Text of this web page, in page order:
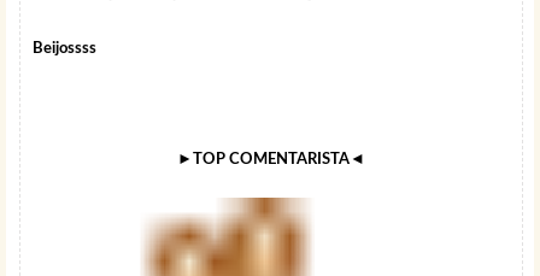
Beijossss
►TOP COMENTARISTA◄